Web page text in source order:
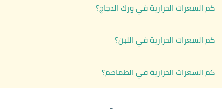
كم السعرات الحرارية في ورك الدجاج؟
كم السعرات الحرارية في اللبن؟
كم السعرات الحرارية في الطماطم؟